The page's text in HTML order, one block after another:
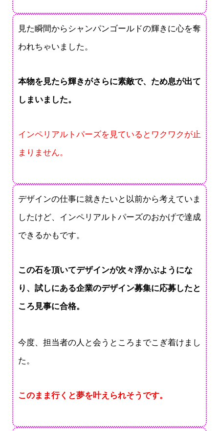
見た瞬間からシャンパンゴールドの輝きに心を奪
われちゃいました。
本物を見たら輝きがさらに素敵で、ため息が出て
しまいました。
インペリアルトパーズを見ているとワクワクが止
まりません。
デザインの仕事に就きたいと以前から考えていま
したけど、インペリアルトパーズのおかげで達成
できるかもです。
この石を頂いてデザインが次々浮かぶようにな
り、試しにある企業のデザイン募集に応募したと
ころ見事に合格。
今度、担当者の人と会うところまでこぎ着けまし
た。
このまま行くと夢を叶えられそうです。